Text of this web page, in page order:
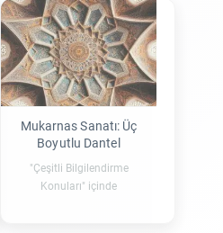
Mukarnas Sanatı: Üç
Boyutlu Dantel
"Çeşitli Bilgilendirme
Konuları" içinde